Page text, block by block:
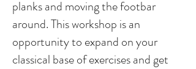
planks and moving the footbar
around. This workshop is an
opportunity to expand on your
classical base of exercises and get